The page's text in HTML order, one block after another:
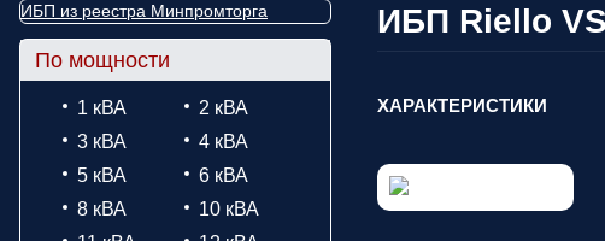
ИБП из реестра Минпромторга
По мощности
1 кВА
2 кВА
3 кВА
4 кВА
5 кВА
6 кВА
8 кВА
10 кВА
ИБП Riello
ХАРАКТЕРИСТИКИ